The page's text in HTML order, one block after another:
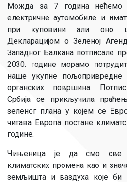
Можда за 7 година нећемо
електричне аутомобиле и
при куповини али оно
Декларацијом о Зеленој
Западног Балкана потписале
2030. године морамо
наше укупне
органских површина.
Србија се прикључила
зеленог плана у којем се
читава Европа постане
године.
Чињеница је да смо све
климатских промена као и
земљишта и ваздуха које би